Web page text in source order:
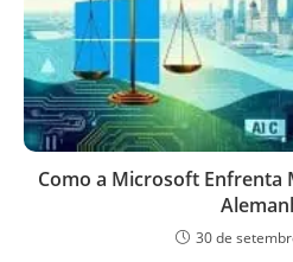
Como a Microsoft Enfrenta
30 de